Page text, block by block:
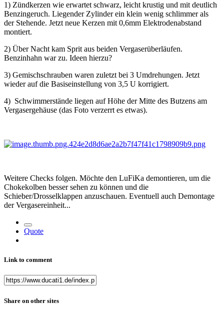
1) Zündkerzen wie erwartet schwarz, leicht krustig und mit deutlich
Benzingeruch. Liegender Zylinder ein klein wenig schlimmer als
der Stehende. Jetzt neue Kerzen mit 0,6mm Elektrodenabstand
montiert.
2) Über Nacht kam Sprit aus beiden Vergaserüberläufen.
Benzinhahn war zu. Ideen hierzu?
3) Gemischschrauben waren zuletzt bei 3 Umdrehungen. Jetzt
wieder auf die Basiseinstellung von 3,5 U korrigiert.
4) Schwimmerstände liegen auf Höhe der Mitte des Butzens am
Vergasergehäuse (das Foto verzerrt es etwas).
Weitere Checks folgen. Möchte den LuFiKa demontieren, um die
Chokekolben besser sehen zu können und die
Schieber/Drosselklappen anzuschauen. Eventuell auch Demontage
der Vergasereinheit...
Quote
Link to comment
Share on other sites